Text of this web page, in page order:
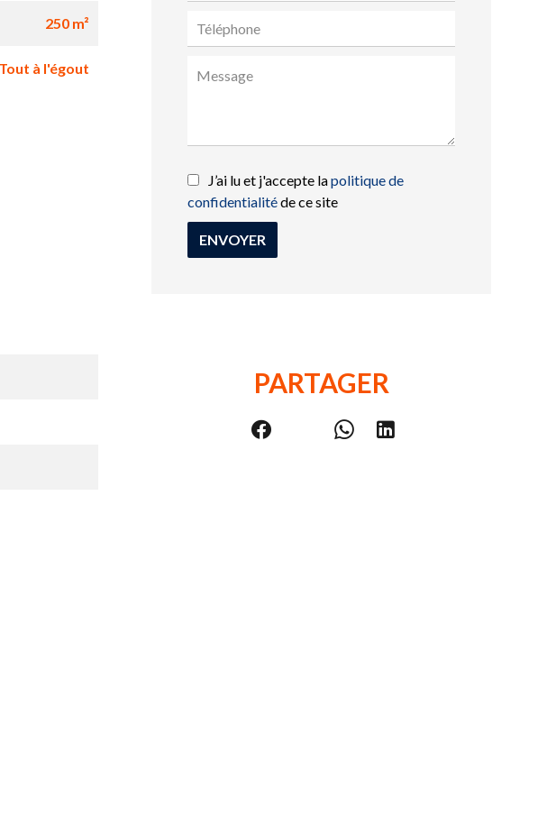
250 m²
Tout à l'égout
J’ai lu et j'accepte lapolitique de
confidentialitéde ce site
ENVOYER
PARTAGER